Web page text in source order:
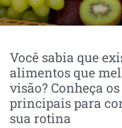
Você sabia que
alimentos que
visão? Conheça os
principais para
sua rotina